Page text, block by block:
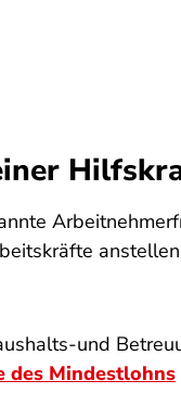
und
des Mindestlohns